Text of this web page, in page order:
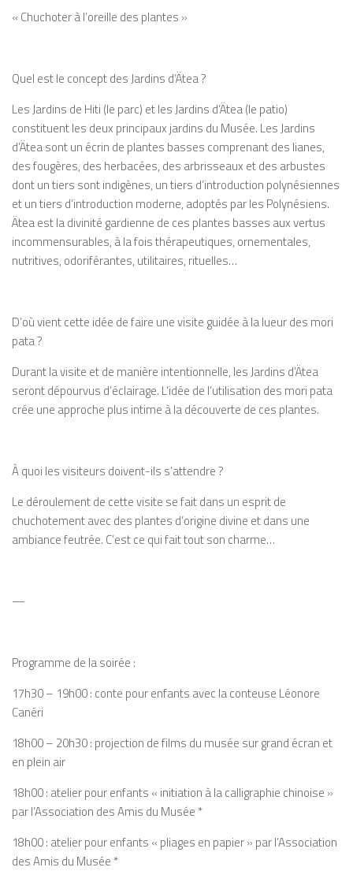
« Chuchoter à l’oreille des plantes »
Quel est le concept des Jardins d’Ätea ?
Les Jardins de Hiti (le parc) et les Jardins d’Ätea (le patio)
constituent les deux principaux jardins du Musée. Les Jardins
d’Ätea sont un écrin de plantes basses comprenant des lianes,
des fougères, des herbacées, des arbrisseaux et des arbustes
dont un tiers sont indigènes, un tiers d’introduction polynésiennes
et un tiers d’introduction moderne, adoptés par les Polynésiens.
Ätea est la divinité gardienne de ces plantes basses aux vertus
incommensurables, à la fois thérapeutiques, ornementales,
nutritives, odoriférantes, utilitaires, rituelles…
D’où vient cette idée de faire une visite guidée à la lueur des mori
pata?
Durant la visite et de manière intentionnelle, les Jardins d’Ätea
seront dépourvus d’éclairage. L’idée de l’utilisation des mori pata
crée une approche plus intime à la découverte de ces plantes.
À quoi les visiteurs doivent-ils s’attendre ?
Le déroulement de cette visite se fait dans un esprit de
chuchotement avec des plantes d’origine divine et dans une
ambiance feutrée. C’est ce qui fait tout son charme…
—
Programme de la soirée :
17h30 – 19h00 : conte pour enfants avec la conteuse Léonore
Canéri
18h00 – 20h30 : projection de films du musée sur grand écran et
en plein air
18h00 : atelier pour enfants « initiation à la calligraphie chinoise »
par l’Association des Amis du Musée *
18h00 : atelier pour enfants « pliages en papier » par l’Association
des Amis du Musée *